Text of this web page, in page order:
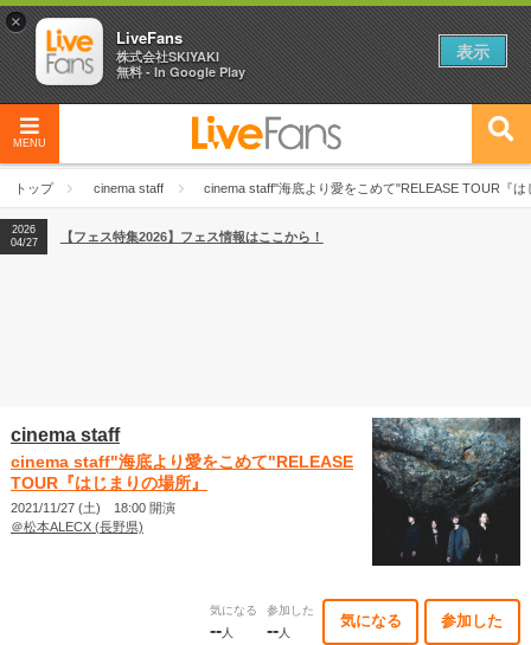
MENU
トップ cinema staff cinema staff"海底より愛をこめて"RELEASE TOUR『は
2026
04/27
2026
【ライブ動員ランキング】2026年上半期編発表！
2026
04/27
【フェス特集2026】フェス情報はここから！
cinema staff
cinema staff"海底より愛をこめて"RELEASE
TOUR『はじまりの場所』
2021/11/27 (土) 18:00 開演
＠松本ALECX (長野県)
気になる
--人
参加した
--人
気になる 参加した
×
LiveFans
株式会社SKIYAKI
無料 - In Google Play
表示